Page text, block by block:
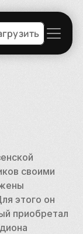
своими
этого он
приобретал